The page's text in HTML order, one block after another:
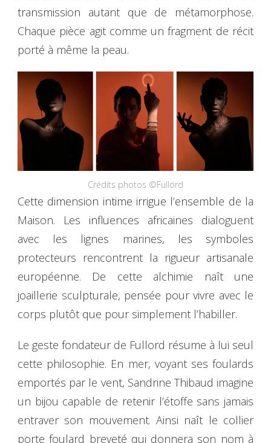
transmission autant que de métamorphose.
Chaque pièce agit comme un fragment de récit
porté à même la peau.
Crédits photos ©Fullord
Cette dimension intime irrigue l’ensemble de la
Maison. Les influences africaines dialoguent
avec les lignes marines, les symboles
protecteurs rencontrent la rigueur artisanale
européenne. De cette alchimie naît une
joaillerie sculpturale, pensée pour vivre avec le
corps plutôt que pour simplement l’habiller.
Le geste fondateur de Fullord résume à lui seul
cette philosophie. En mer, voyant ses foulards
emportés par le vent, Sandrine Thibaud imagine
un bijou capable de retenir l’étoffe sans jamais
entraver son mouvement. Ainsi naît le collier
porte foulard breveté qui donnera son nom à